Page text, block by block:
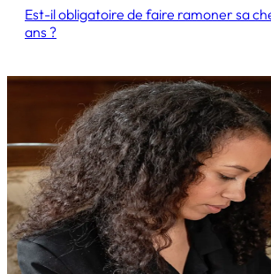
Est-il obligatoire de faire ramoner sa
ans ?